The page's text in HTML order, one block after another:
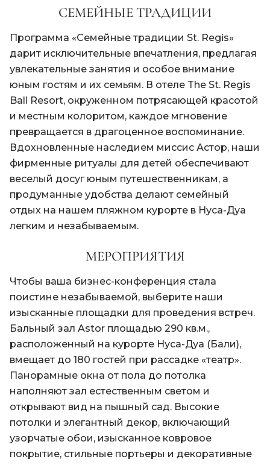
СЕМЕЙНЫЕ ТРАДИЦИИ
Программа «Семейные традиции St. Regis»
дарит исключительные впечатления, предлагая
увлекательные занятия и особое внимание
юным гостям и их семьям. В отеле The St. Regis
Bali Resort, окруженном потрясающей красотой
и местным колоритом, каждое мгновение
превращается в драгоценное воспоминание.
Вдохновленные наследием миссис Астор, наши
фирменные ритуалы для детей обеспечивают
веселый досуг юным путешественникам, а
продуманные удобства делают семейный
отдых на нашем пляжном курорте в Нуса-Дуа
легким и незабываемым.
МЕРОПРИЯТИЯ
Чтобы ваша бизнес-конференция стала
поистине незабываемой, выберите наши
изысканные площадки для проведения встреч.
Бальный зал Astor площадью 290 кв.м.,
расположенный на курорте Нуса-Дуа (Бали),
вмещает до 180 гостей при рассадке «театр».
Панорамные окна от пола до потолка
наполняют зал естественным светом и
открывают вид на пышный сад. Высокие
потолки и элегантный декор, включающий
узорчатые обои, изысканное ковровое
покрытие, стильные портьеры и декоративные